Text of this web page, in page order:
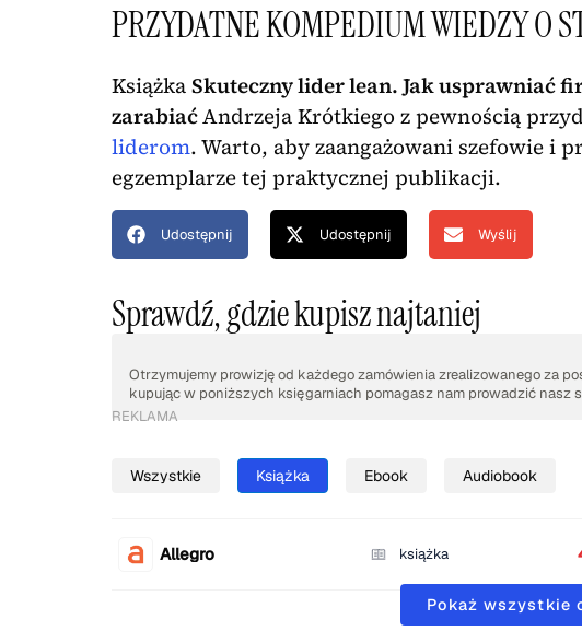
PRZYDATNE KOMPEDIUM WIEDZY O
KsiążkaSkuteczny lider lean. Jak usprawniać
zarabiaćAndrzeja Krótkiego z pewnością
liderom. Warto, aby zaangażowani szefowie i
egzemplarze tej praktycznej publikacji.
Udostępnij Udostępnij Wyślij
Sprawdź, gdzie kupisz najtaniej
Otrzymujemy prowizję od każdego zamówienia zrealizowanego za
kupując w poniższych księgarniach pomagasz nam prowadzić nasz
REKLAMA
Wszystkie Książka Ebook Audiobook
Allegro książka
Pokaż wszystkie